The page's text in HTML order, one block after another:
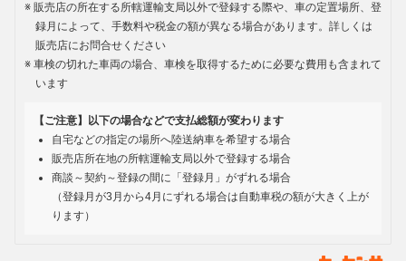
販売店の所在する所轄運輸支局以外で登録する際や、車の定置場所、登
録月によって、手数料や税金の額が異なる場合があります。詳しくは
販売店にお問合せください
車検の切れた車両の場合、車検を取得するために必要な費用も含まれて
います
【ご注意】以下の場合などで支払総額が変わります
自宅などの指定の場所へ陸送納車を希望する場合
販売店所在地の所轄運輸支局以外で登録する場合
商談～契約～登録の間に「登録月」がずれる場合
（登録月が3月から4月にずれる場合は自動車税の額が大きく上が
ります）